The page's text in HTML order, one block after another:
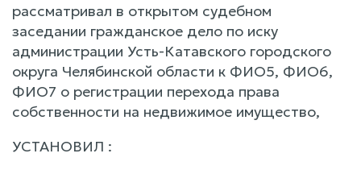
рассматривал в открытом судебном
заседании гражданское дело по иску
администрации Усть-Катавского городского
округа Челябинской области к ФИО5, ФИО6,
ФИО7 о регистрации перехода права
собственности на недвижимое имущество,
УСТАНОВИЛ :